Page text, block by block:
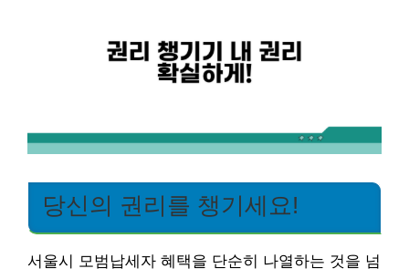
당신의 권리를 챙기세요!
서울시 모범납세자 혜택을 단순히 나열하는 것을 넘